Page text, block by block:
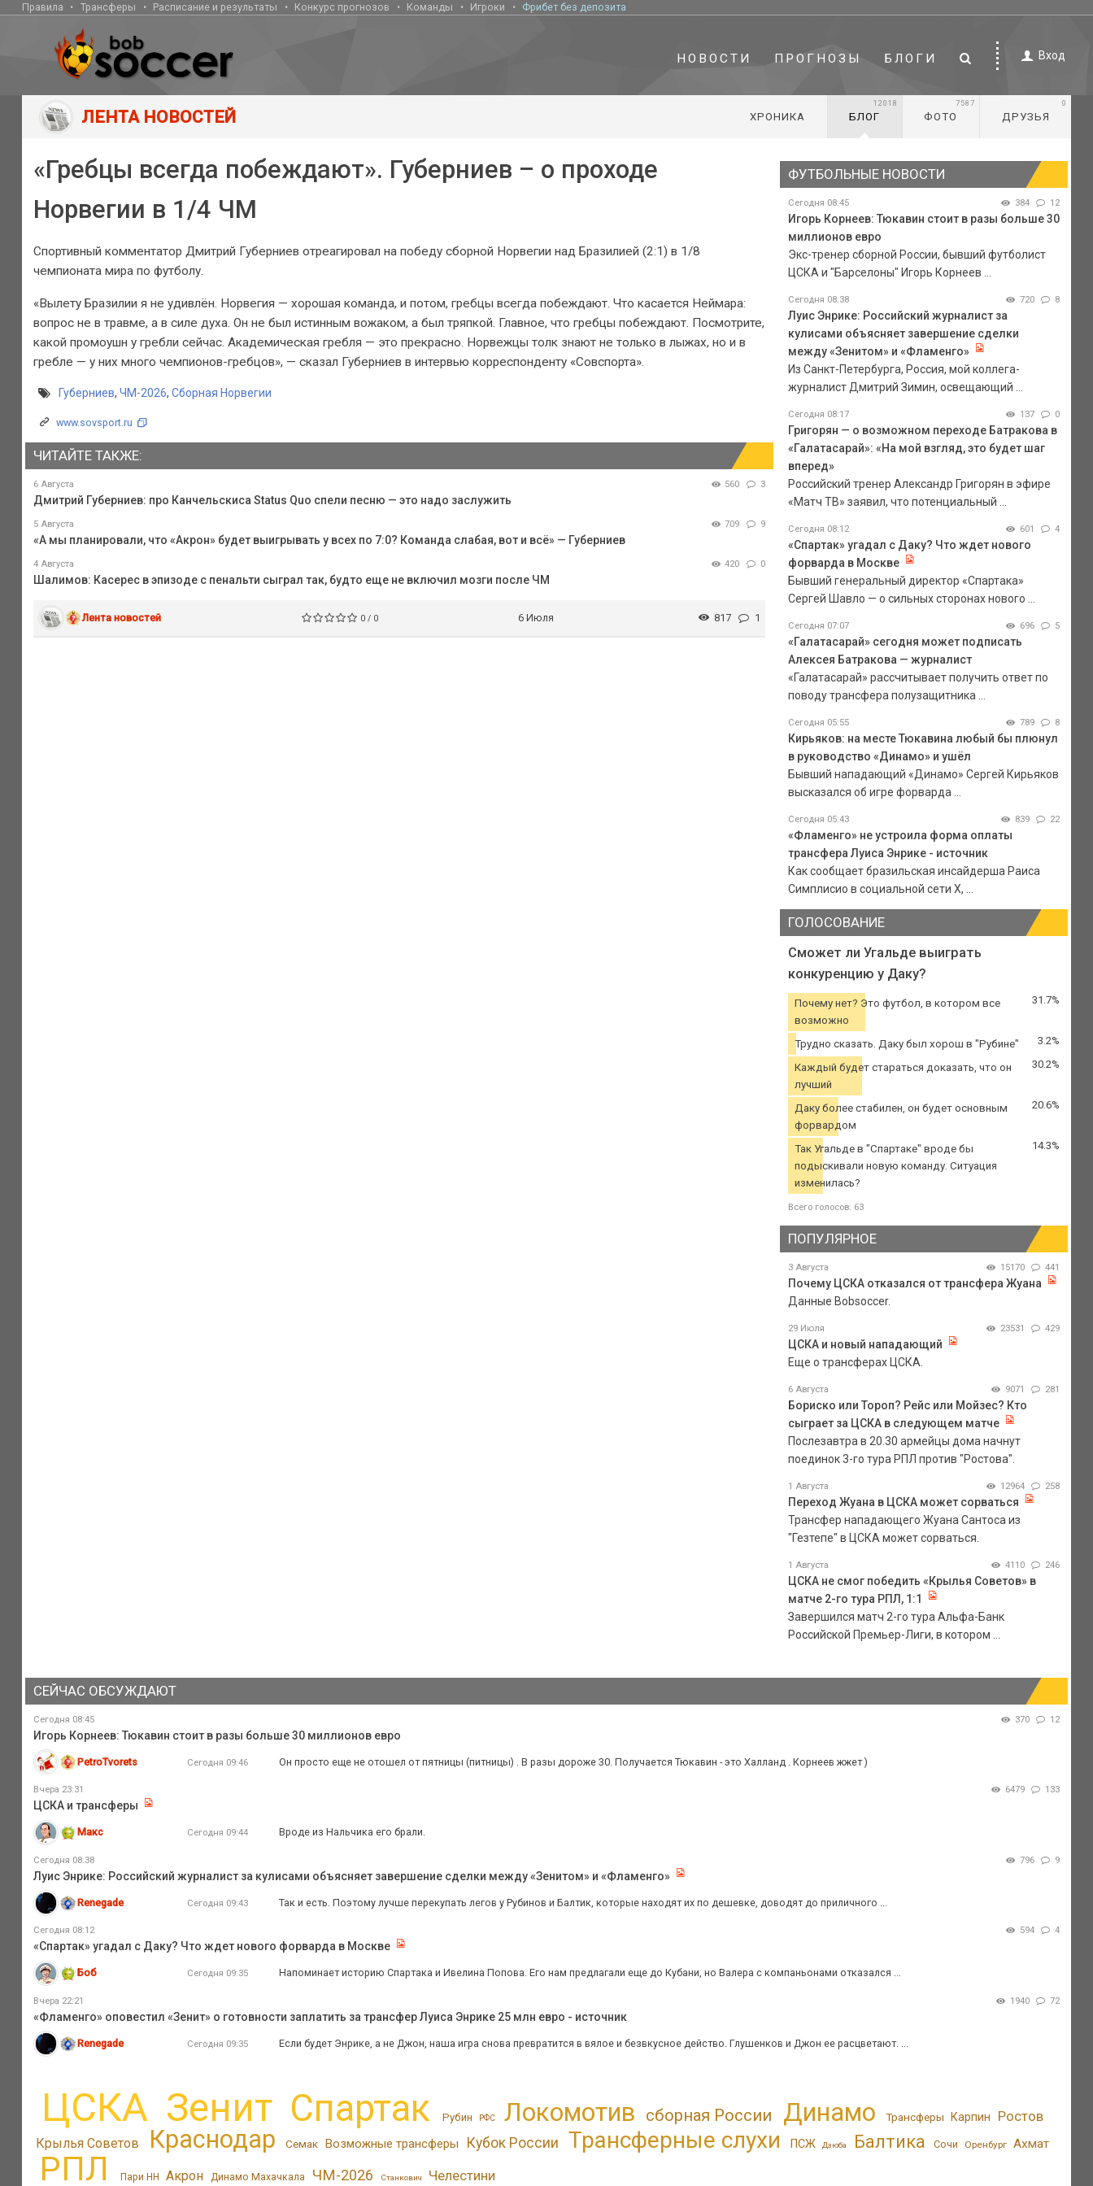
Правила Трансферы Расписание и результаты Конкурс прогнозов Команды Игроки Фрибет без депозита
НОВОСТИ ПРОГНОЗЫ БЛОГИ Вход
ЛЕНТА НОВОСТЕЙ ХРОНИКА БЛОГ
12018
ФОТО
7587
ДРУЗЬЯ
0
«Гребцы всегда побеждают». Губерниев – о проходе
Норвегии в 1/4 ЧМ
Спортивный комментатор Дмитрий Губерниев отреагировал на победу сборной Норвегии над Бразилией (2:1) в 1/8
чемпионата мира по футболу.
«Вылету Бразилии я не удивлён. Норвегия — хорошая команда, и потом, гребцы всегда побеждают. Что касается Неймара:
вопрос не в травме, а в силе духа. Он не был истинным вожаком, а был тряпкой. Главное, что гребцы побеждают. Посмотрите,
какой промоушн у гребли сейчас. Академическая гребля — это прекрасно. Норвежцы толк знают не только в лыжах, но и в
гребле — у них много чемпионов-гребцов», — сказал Губерниев в интервью корреспонденту «Совспорта».
Губерниев, ЧМ-2026, Сборная Норвегии
www.sovsport.ru
ЧИТАЙТЕ ТАКЖЕ:
6 Августа 560 3
Дмитрий Губерниев: про Канчельскиса Status Quo спели песню — это надо заслужить
5 Августа 709 9
«А мы планировали, что «Акрон» будет выигрывать у всех по 7:0? Команда слабая, вот и всё» — Губерниев
4 Августа 420 0
Шалимов: Касерес в эпизоде с пенальти сыграл так, будто еще не включил мозги после ЧМ
Лента новостей 0 / 0 6 Июля 817 1
ФУТБОЛЬНЫЕ НОВОСТИ
Сегодня 08:45 384 12
Игорь Корнеев: Тюкавин стоит в разы больше 30
миллионов евро
Экс-тренер сборной России, бывший футболист
ЦСКА и "Барселоны" Игорь Корнеев ...
Сегодня 08:38 720 8
Луис Энрике: Российский журналист за
кулисами объясняет завершение сделки
между «Зенитом» и «Фламенго»
Из Санкт-Петербурга, Россия, мой коллега-
журналист Дмитрий Зимин, освещающий ...
Сегодня 08:17 137 0
Григорян — о возможном переходе Батракова в
«Галатасарай»: «На мой взгляд, это будет шаг
вперед»
Российский тренер Александр Григорян в эфире
«Матч ТВ» заявил, что потенциальный ...
Сегодня 08:12 601 4
«Спартак» угадал с Даку? Что ждет нового
форварда в Москве
Бывший генеральный директор «Спартака»
Сергей Шавло — о сильных сторонах нового ...
Сегодня 07:07 696 5
«Галатасарай» сегодня может подписать
Алексея Батракова — журналист
«Галатасарай» рассчитывает получить ответ по
поводу трансфера полузащитника ...
Сегодня 05:55 789 8
Кирьяков: на месте Тюкавина любый бы плюнул
в руководство «Динамо» и ушёл
Бывший нападающий «Динамо» Сергей Кирьяков
высказался об игре форварда ...
Сегодня 05:43 839 22
«Фламенго» не устроила форма оплаты
трансфера Луиса Энрике - источник
Как сообщает бразильская инсайдерша Раиса
Симплисио в социальной сети Х, ...
ГОЛОСОВАНИЕ
Сможет ли Угальде выиграть
конкуренцию у Даку?
Почему нет? Это футбол, в котором все
возможно
31.7%
Трудно сказать. Даку был хорош в "Рубине" 3.2%
Каждый будет стараться доказать, что он
лучший
30.2%
Даку более стабилен, он будет основным
форвардом
20.6%
Так Угальде в "Спартаке" вроде бы
подыскивали новую команду. Ситуация
изменилась?
14.3%
Всего голосов: 63
ПОПУЛЯРНОЕ
3 Августа 15170 441
Почему ЦСКА отказался от трансфера Жуана
Данные Bobsoccer.
29 Июля 23531 429
ЦСКА и новый нападающий
Еще о трансферах ЦСКА.
6 Августа 9071 281
Бориско или Тороп? Рейс или Мойзес? Кто
сыграет за ЦСКА в следующем матче
Послезавтра в 20.30 армейцы дома начнут
поединок 3-го тура РПЛ против "Ростова".
1 Августа 12964 258
Переход Жуана в ЦСКА может сорваться
Трансфер нападающего Жуана Сантоса из
"Гезтепе" в ЦСКА может сорваться.
1 Августа 4110 246
ЦСКА не смог победить «Крылья Советов» в
матче 2-го тура РПЛ, 1:1
Завершился матч 2-го тура Альфа-Банк
Российской Премьер-Лиги, в котором ...
СЕЙЧАС ОБСУЖДАЮТ
Сегодня 08:45 370 12
Игорь Корнеев: Тюкавин стоит в разы больше 30 миллионов евро
PetroTvorets Сегодня 09:46 Он просто еще не отошел от пятницы (питницы) . В разы дороже 30. Получается Тюкавин - это Халланд . Корнеев жжет )
Вчера 23:31 6479 133
ЦСКА и трансферы
Макс Сегодня 09:44 Вроде из Нальчика его брали.
Сегодня 08:38 796 9
Луис Энрике: Российский журналист за кулисами объясняет завершение сделки между «Зенитом» и «Фламенго»
Renegade Сегодня 09:43 Так и есть. Поэтому лучше перекупать легов у Рубинов и Балтик, которые находят их по дешевке, доводят до приличного ...
Сегодня 08:12 594 4
«Спартак» угадал с Даку? Что ждет нового форварда в Москве
Боб Сегодня 09:35 Напоминает историю Спартака и Ивелина Попова. Его нам предлагали еще до Кубани, но Валера с компаньонами отказался ...
Вчера 22:21 1940 72
«Фламенго» оповестил «Зенит» о готовности заплатить за трансфер Луиса Энрике 25 млн евро - источник
Renegade Сегодня 09:35 Если будет Энрике, а не Джон, наша игра снова превратится в вялое и безвкусное действо. Глушенков и Джон ее расцветают. ...
ЦСКА Зенит Спартак Рубин РФС Локомотив сборная России Динамо Трансферы Карпин Ростов
Крылья Советов Краснодар Семак Возможные трансферы Кубок России Трансферные слухи ПСЖ Дзюба Балтика Сочи Оренбург Ахмат
РПЛ Пари НН Акрон Динамо Махачкала ЧМ-2026 Станкович Челестини